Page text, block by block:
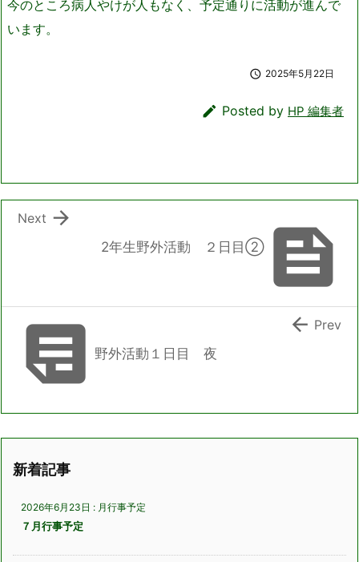
今のところ病人やけが人もなく、予定通りに活動が進んで
います。
 2025年5月22日
 Posted by HP 編集者

2年生野外活動 ２日目➁

Next
野外活動１日目 夜
 Prev
新着記事
2026年6月23日 : 月行事予定
７月行事予定